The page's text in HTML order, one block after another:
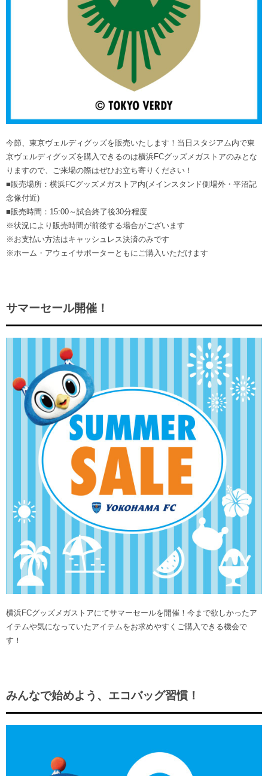
今節、東京ヴェルディグッズを販売いたします！当日スタジアム内で東
京ヴェルディグッズを購入できるのは横浜FCグッズメガストアのみとな
りますので、ご来場の際はぜひお立ち寄りください！
■販売場所：横浜FCグッズメガストア内(メインスタンド側場外・平沼記
念像付近)
■販売時間：15:00～試合終了後30分程度
※状況により販売時間が前後する場合がございます
※お支払い方法はキャッシュレス決済のみです
※ホーム・アウェイサポーターともにご購入いただけます
サマーセール開催！
横浜FCグッズメガストアにてサマーセールを開催！今まで欲しかったア
イテムや気になっていたアイテムをお求めやすくご購入できる機会で
す！
みんなで始めよう、エコバッグ習慣！